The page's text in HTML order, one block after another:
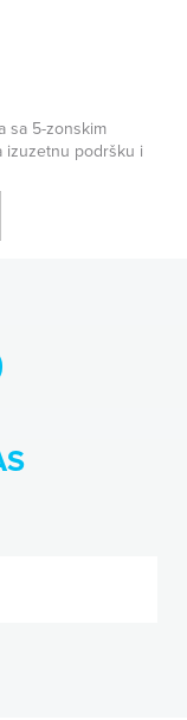
sa 5-zonskim
izuzetnu podršku i